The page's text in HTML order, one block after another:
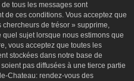
tous les messages sont
de ces conditions. Vous acceptez que
de trésor » supprime,
sujet lorsque nous estimons que
vous acceptez que toutes les
stockées dans notre base de
pas diffusées à une tierce partie
Chateau: rendez-vous des